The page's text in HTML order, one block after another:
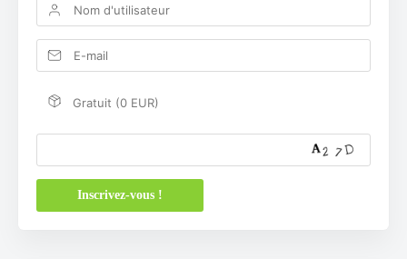
Gratuit (0 EUR)